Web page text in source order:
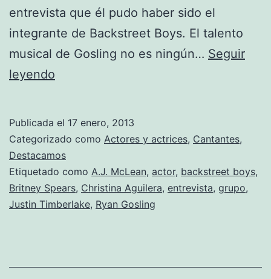
entrevista que él pudo haber sido el
integrante de Backstreet Boys. El talento
musical de Gosling no es ningún… Seguir
leyendo
haber
formado
parte
de
Publicada el 17 enero, 2013
Categorizado como Actores y actrices, Cantantes,
Destacamos
Etiquetado como A.J. McLean, actor, backstreet boys,
Britney Spears, Christina Aguilera, entrevista, grupo,
Justin Timberlake, Ryan Gosling